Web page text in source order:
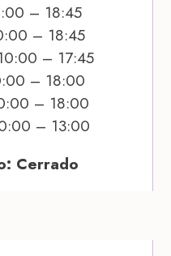
– 18:45
– 18:45
– 17:45
– 18:00
– 18:00
– 13:00
Cerrado